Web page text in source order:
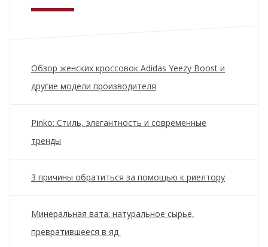
Обзор женских кроссовок Adidas Yeezy Boost и
другие модели производителя
Pinko: Стиль, элегантность и современные
тренды
3 причины обратиться за помощью к риелтору
Минеральная вата: натуральное сырье,
превратившееся в яд